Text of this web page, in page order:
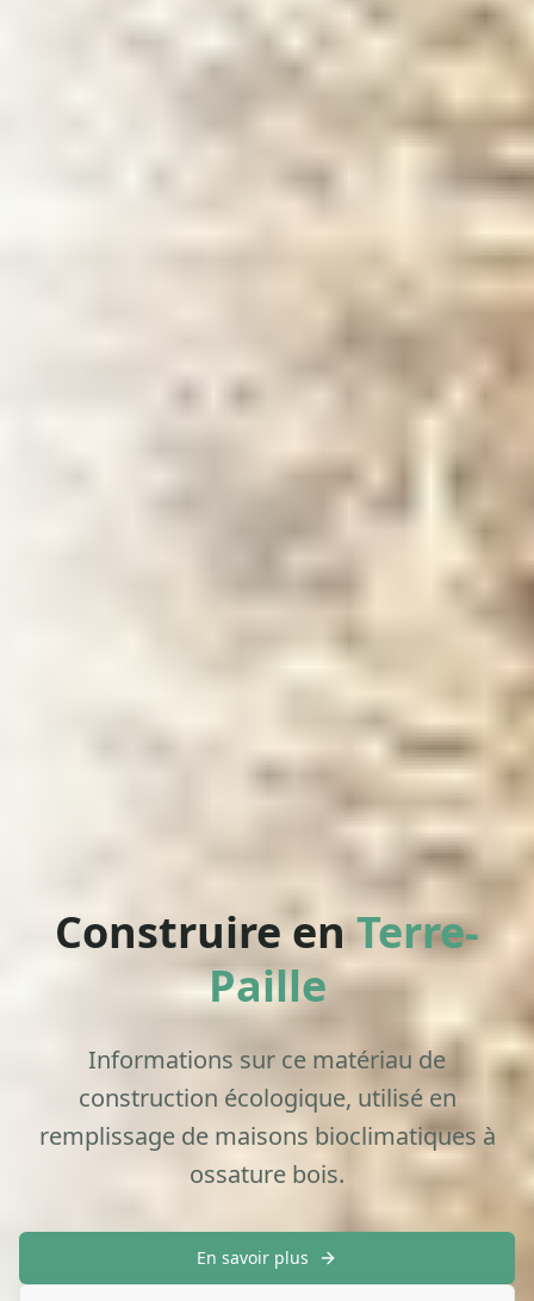
Construire enTerre-
Paille
Informations sur ce matériau de
construction écologique, utilisé en
remplissage de maisons bioclimatiques à
ossature bois.
En savoir plus